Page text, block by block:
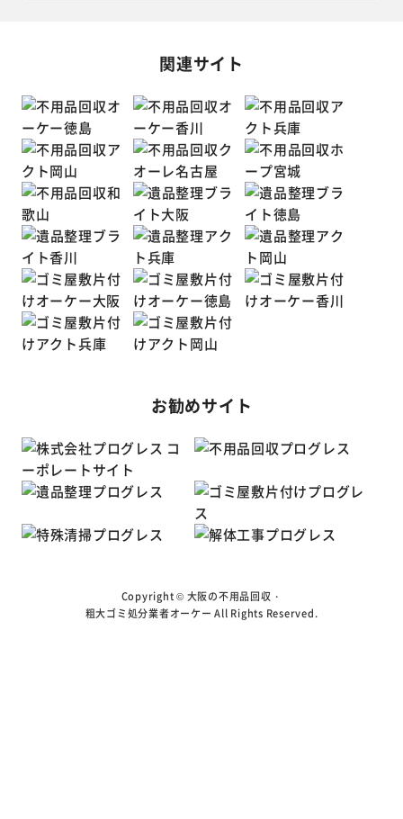
関連サイト
お勧めサイト
Copyright © 大阪の不用品回収・
粗大ゴミ処分業者オーケー All Rights Reserved.